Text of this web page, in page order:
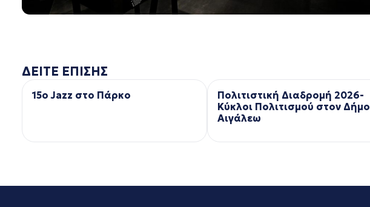
ΔΕΙΤΕ ΕΠΙΣΗΣ
15ο Jazz στο Πάρκο
Πολιτιστική Διαδρομή 2026-
Κύκλοι Πολιτισμού στον Δήμο
Αιγάλεω